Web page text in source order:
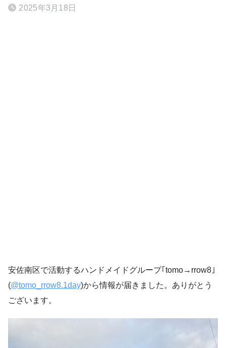
2025年3月18日
安佐南区で活動するハンドメイドグループ｢tomo→rrow8｣
(@tomo_rrow8.1day)から情報が届きました。ありがとう
ございます。